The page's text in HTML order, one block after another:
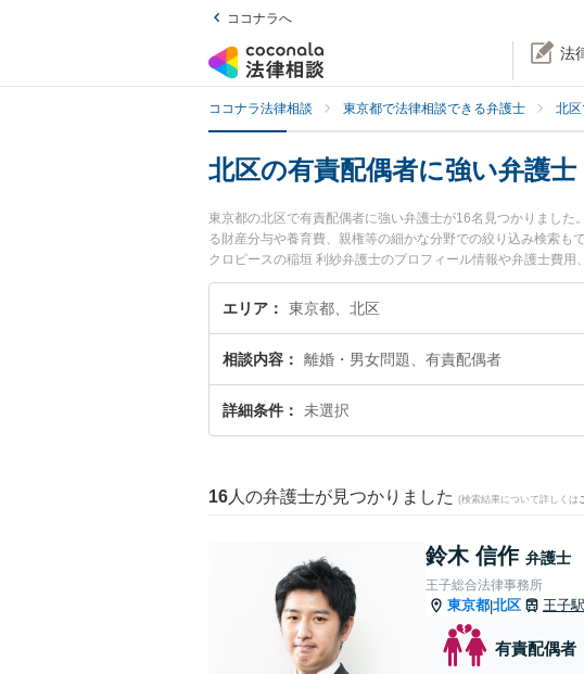
ココナラへ
法
ココナラ法律相談 東京都で法律相談できる弁護士 北
北区の有責配偶者に強い弁護士
東京都の北区で有責配偶者に強い弁護士が16名見つかりまし
る財産分与や養育費、親権等の細かな分野での絞り込み検索
クロピースの稲垣 利紗弁護士のプロフィール情報や弁護士費
たい』『有責配偶者のトラブル解決の実績豊富な近くの弁護
談者さんにおすすめです。
エリア 東京都、北区
相談内容 離婚・男女問題、有責配偶者
詳細条件 未選択
16 人の弁護士が見つかりました (検索結果について詳しくは
鈴木 信作 弁護士
王子総合法律事務所
東京都|北区 王子駅
有責配偶者